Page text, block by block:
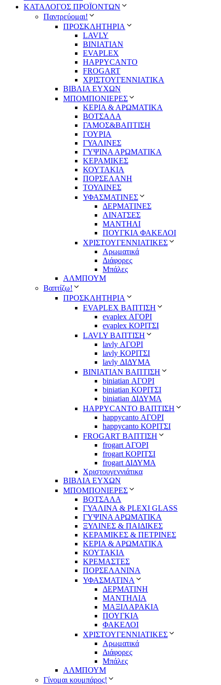
ΚΑΤΑΛΟΓΟΣ ΠΡΟΪΟΝΤΩΝ
Παντρεύομαι!
ΠΡΟΣΚΛΗΤΗΡΙΑ
LAVLY
BINIATIAN
EVAPLEX
HAPPYCANTO
FROGART
ΧΡΙΣΤΟΥΓΕΝΝΙΑΤΙΚΑ
ΒΙΒΛΙΑ ΕΥΧΩΝ
ΜΠΟΜΠΟΝΙΕΡΕΣ
ΚΕΡΙΑ & ΑΡΩΜΑΤΙΚΑ
ΒΟΤΣΑΛΑ
ΓΑΜΟΣ&ΒΑΠΤΙΣΗ
ΓΟΥΡΙΑ
ΓΥΑΛΙΝΕΣ
ΓΥΨΙΝΑ ΑΡΩΜΑΤΙΚΑ
ΚΕΡΑΜΙΚΕΣ
ΚΟΥΤΑΚΙΑ
ΠΟΡΣΕΛΑΝΗ
ΤΟΥΛΙΝΕΣ
ΥΦΑΣΜΑΤΙΝΕΣ
ΔΕΡΜΑΤΙΝΕΣ
ΛΙΝΑΤΣΕΣ
ΜΑΝΤΗΛΙ
ΠΟΥΓΚΙΑ ΦΑΚΕΛΟΙ
ΧΡΙΣΤΟΥΓΕΝΝΙΑΤΙΚΕΣ
Αρωματικά
Διάφορες
Μπάλες
ΑΛΜΠΟΥΜ
Βαπτίζω!
ΠΡΟΣΚΛΗΤΗΡΙΑ
EVAPLEX ΒΑΠΤΙΣΗ
evaplex ΑΓΟΡΙ
evaplex ΚΟΡΙΤΣΙ
LAVLY ΒΑΠΤΙΣΗ
lavly ΑΓΟΡΙ
lavly ΚΟΡΙΤΣΙ
lavly ΔΙΔΥΜΑ
ΒΙΝΙΑΤΙΑΝ ΒΑΠΤΙΣΗ
biniatian ΑΓΟΡΙ
biniatian ΚΟΡΙΤΣΙ
biniatian ΔΙΔΥΜΑ
HAPPYCANTO ΒΑΠΤΙΣΗ
happycanto ΑΓΟΡΙ
happycanto ΚΟΡΙΤΣΙ
FROGART ΒΑΠΤΙΣΗ
frogart ΑΓΟΡΙ
frogart ΚΟΡΙΤΣΙ
frogart ΔΙΔΥΜΑ
Χριστουγεννιάτικα
ΒΙΒΛΙΑ ΕΥΧΩΝ
ΜΠΟΜΠΟΝΙΕΡΕΣ
ΒΟΤΣΑΛΑ
ΓΥΑΛΙΝΑ & PLEXI GLASS
ΓΥΨΙΝΑ ΑΡΩΜΑΤΙΚΑ
ΞΥΛΙΝΕΣ & ΠΑΙΔΙΚΕΣ
ΚΕΡΑΜΙΚΕΣ & ΠΕΤΡΙΝΕΣ
ΚΕΡΙΑ & ΑΡΩΜΑΤΙΚΑ
ΚΟΥΤΑΚΙΑ
ΚΡΕΜΑΣΤΕΣ
ΠΟΡΣΕΛΑΝΙΝΑ
ΥΦΑΣΜΑΤΙΝA
ΔΕΡΜΑΤΙΝΗ
ΜΑΝΤΗΛΙΑ
ΜΑΞΙΛΑΡΑΚΙΑ
ΠΟΥΓΚΙΑ
ΦΑΚΕΛΟΙ
ΧΡΙΣΤΟΥΓΕΝΝΙΑΤΙΚΕΣ
Αρωματικά
Διάφορες
Μπάλες
ΑΛΜΠΟΥΜ
Γίνομαι κουμπάρος!